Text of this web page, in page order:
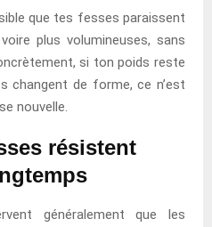
que tes fesses paraissent
plus volumineuses, sans
si ton poids reste
changent de forme, ce n’est
nouvelle.
résistent
généralement que les